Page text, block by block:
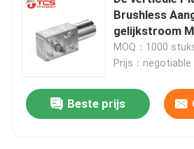
Producten
Brushless
gelijkstroom
6V 12V 24V
Wormtoestel
MOQ：1000
Prijs：negotiable
Beste prijs